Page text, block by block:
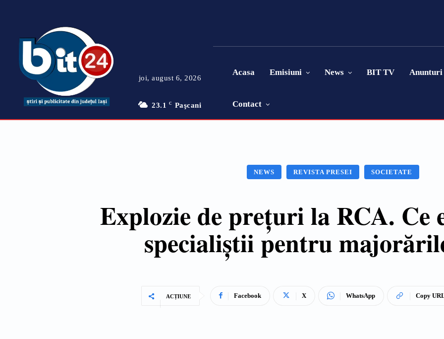
joi, august 6, 2026
23.1 C Paşcani
Acasa Emisiuni News BIT TV Anunturi
Contact
NEWS REVISTA PRESEI SOCIETATE
Explozie de prețuri la RCA. Ce
specialiştii pentru
ACȚIUNE Facebook X WhatsApp Copy